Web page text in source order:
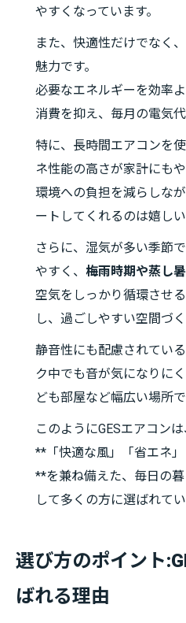
やすくなっています。
また、快適性だけでなく、
魅力です。
必要なエネルギーを効率
消費を抑え、毎月の電気
特に、長時間エアコンを
ネ性能の高さが家計にも
環境への負担を減らしな
ートしてくれるのは嬉しい
さらに、湿気が多い季節
やすく、 梅雨時期や蒸し
空気をしっかり循環させ
し、過ごしやすい空間づ
静音性にも配慮されてい
ク中でも音が気になりに
ども部屋など幅広い場所
このようにGESエアコンは
**「快適な風」「省エネ」
**を兼ね備えた、毎日の
して多くの方に選ばれてい
選び方のポイント
ばれる理由